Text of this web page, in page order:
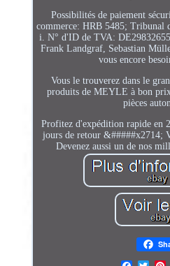
Possibilités de paiement
commerce: HRB 5485; Tribunal
i. N° d'ID de TVA:
Frank Landgraf, Sebastian
vous encore
Vous le trouverez dans le
produits de MEYLE à bon
pièces
Profitez d'expédition rapide en
jours de retour &#####x2714;
Devenez aussi un de nos